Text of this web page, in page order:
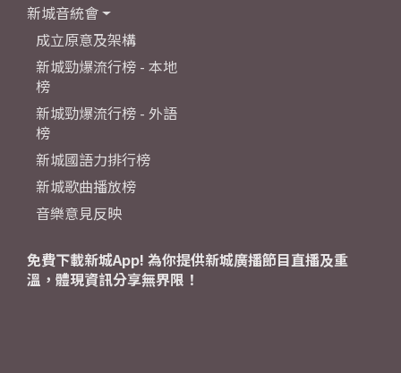
新城音統會
成立原意及架構
新城勁爆流行榜 - 本地
榜
新城勁爆流行榜 - 外語
榜
新城國語力排行榜
新城歌曲播放榜
音樂意見反映
免費下載新城App! 為你提供新城廣播節目直播及重
溫，體現資訊分享無界限！